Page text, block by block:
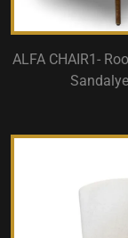
ALFA CHAIR1-
Sandalye